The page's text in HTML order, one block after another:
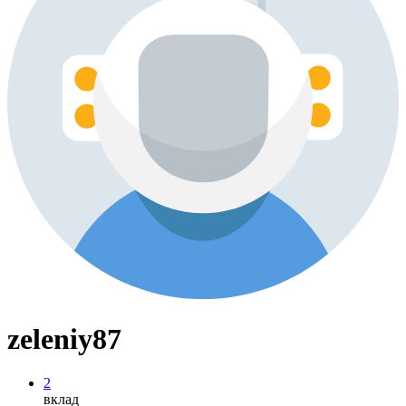
zeleniy87
2
вклад